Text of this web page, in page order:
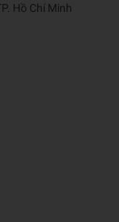
Hồ Chí Minh